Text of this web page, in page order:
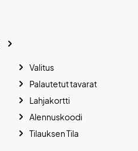
Valitus
Palautetut tavarat
Lahjakortti
Alennuskoodi
Tilauksen Tila